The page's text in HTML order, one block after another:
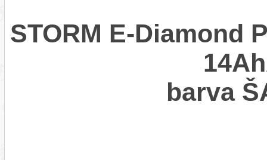
STORM E-Diamond
barva